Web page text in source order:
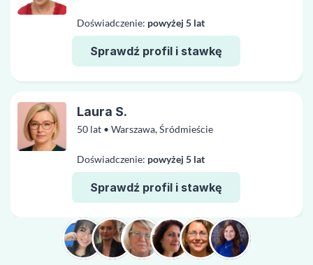
Doświadczenie: powyżej 5 lat
Sprawdź profil i stawkę
50 lat • Warszawa, Śródmieście
Doświadczenie: powyżej 5 lat
Sprawdź profil i stawkę
Laura S.